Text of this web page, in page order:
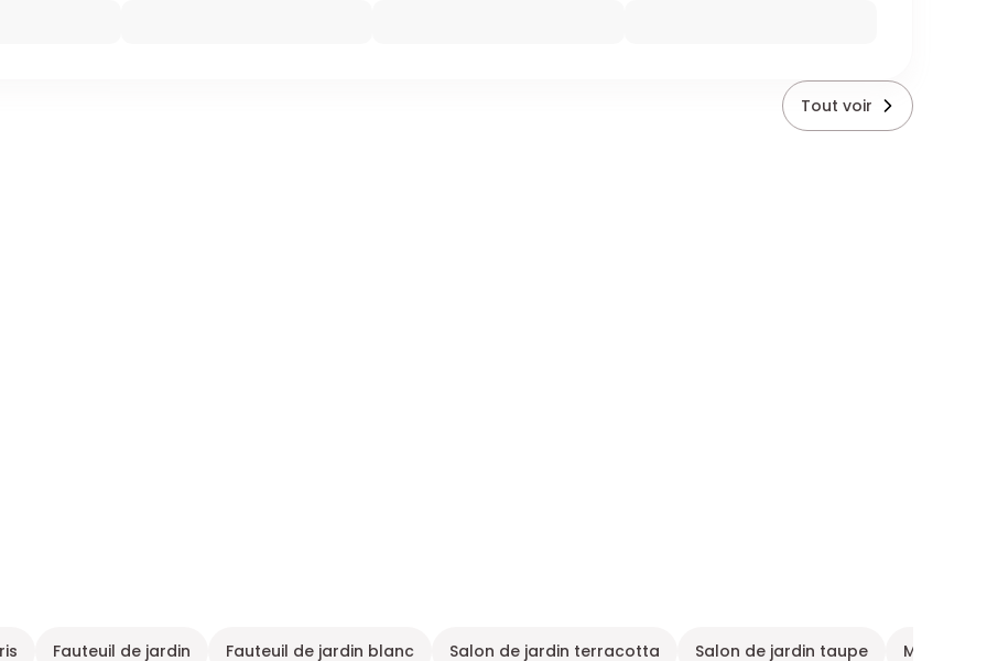
Tout voir
Fauteuil de jardin Fauteuil de jardin blanc Salon de jardin terracotta Salon de jardin taupe Mobilier